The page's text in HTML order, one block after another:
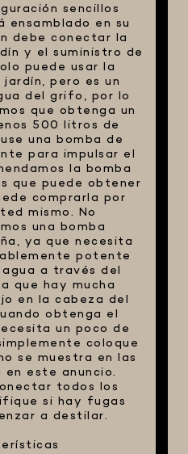
sencillos
en su
debe conectar la
y el suministro de
puede usar la
pero es un
del grifo, por lo
que obtenga un
500 litros de
una bomba de
para impulsar el
la bomba
que puede obtener
comprarla por
mismo. No
una bomba
ya que necesita
potente
a través del
que hay mucha
en la cabeza del
obtenga el
un poco de
coloque
se muestra en las
este anuncio.
todos los
si hay fugas
a destilar.